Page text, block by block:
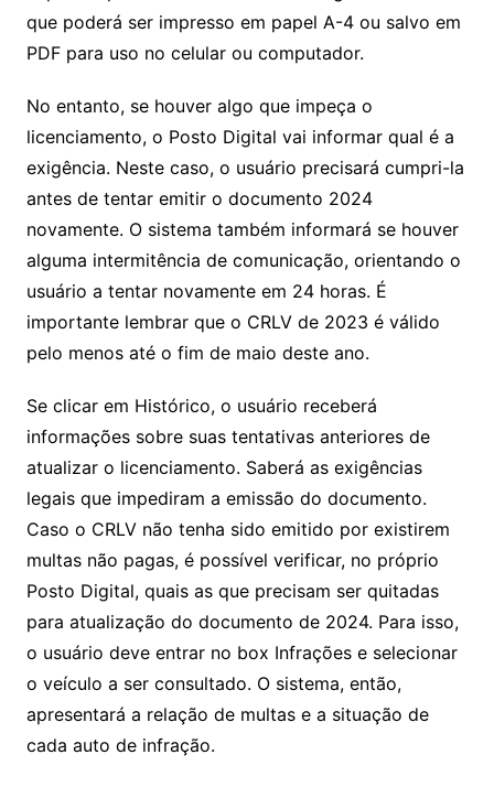
que poderá ser impresso em papel A-4 ou salvo em
PDF para uso no celular ou computador.
No entanto, se houver algo que impeça o
licenciamento, o Posto Digital vai informar qual é a
exigência. Neste caso, o usuário precisará cumpri-la
antes de tentar emitir o documento 2024
novamente. O sistema também informará se houver
alguma intermitência de comunicação, orientando o
usuário a tentar novamente em 24 horas. É
importante lembrar que o CRLV de 2023 é válido
pelo menos até o fim de maio deste ano.
Se clicar em Histórico, o usuário receberá
informações sobre suas tentativas anteriores de
atualizar o licenciamento. Saberá as exigências
legais que impediram a emissão do documento.
Caso o CRLV não tenha sido emitido por existirem
multas não pagas, é possível verificar, no próprio
Posto Digital, quais as que precisam ser quitadas
para atualização do documento de 2024. Para isso,
o usuário deve entrar no box Infrações e selecionar
o veículo a ser consultado. O sistema, então,
apresentará a relação de multas e a situação de
cada auto de infração.